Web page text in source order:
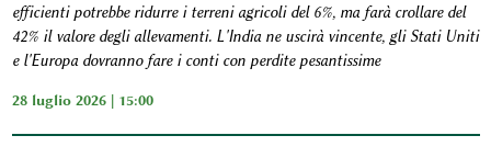
efficienti potrebbe ridurre i terreni agricoli del 6%, ma farà crollare del
42% il valore degli allevamenti. L'India ne uscirà vincente, gli Stati Uniti
e l'Europa dovranno fare i conti con perdite pesantissime
28 luglio 2026 | 15:00